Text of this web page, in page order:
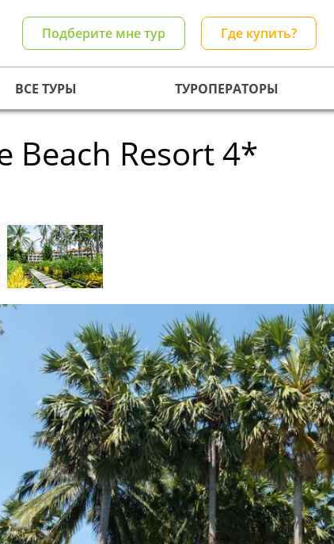
Подберите мне тур Где купить?
ВСЕ ТУРЫ ТУРОПЕРАТОРЫ
Beach Resort 4*